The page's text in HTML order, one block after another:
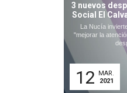
3 nuevos
Social El
La Nucía
"mejorar la
12
MAR.
2021